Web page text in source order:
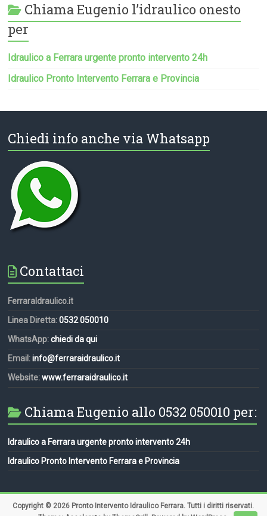
Chiama Eugenio l’idraulico onesto
per
Idraulico a Ferrara urgente pronto intervento 24h
Idraulico Pronto Intervento Ferrara e Provincia
Chiedi info anche via Whatsapp
Contattaci
FerraraIdraulico.it
Linea Diretta:0532 050010
WhatsApp:chiedi da qui
Email:info@ferraraidraulico.it
Website:www.ferraraidraulico.it
Chiama Eugenio allo 0532 050010 per:
Idraulico a Ferrara urgente pronto intervento 24h
Idraulico Pronto Intervento Ferrara e Provincia
Copyright © 2026 Pronto Intervento Idraulico Ferrara. Tutti i diritti riservati.